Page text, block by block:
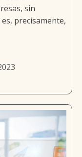
sin
precisamente,